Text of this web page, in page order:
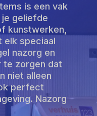
is een vak
je geliefde
kunstwerken,
elk speciaal
nazorg en
te zorgen dat
niet alleen
perfect
Nazorg